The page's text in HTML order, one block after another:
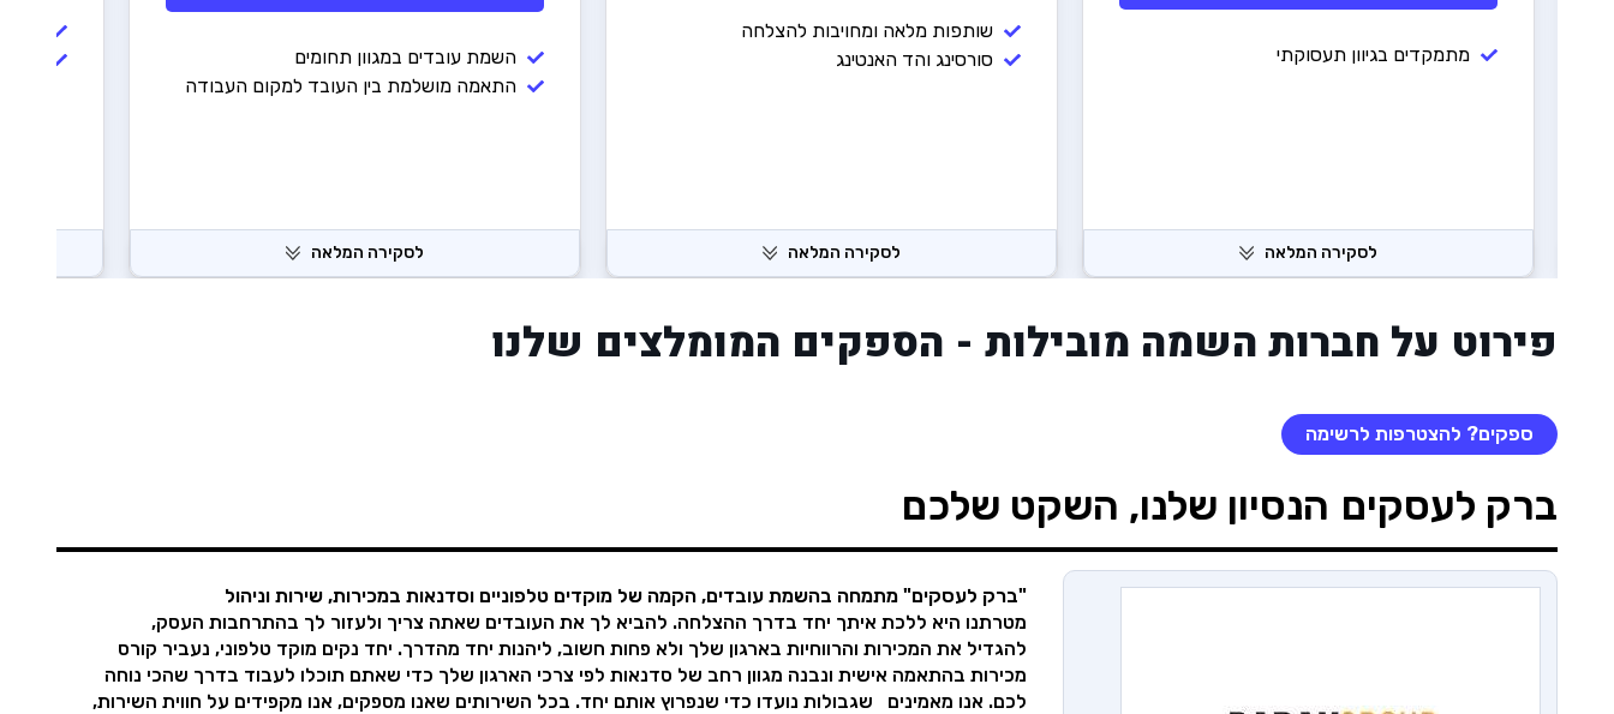
מתמקדים בגיוון תעסוקתי
לסקירה המלאה
שותפות מלאה ומחויבות להצלחה
סורסינג והד האנטינג
לסקירה המלאה
השמת עובדים במגוון תחומים
התאמה מושלמת בין העובד למקום העבודה
לסקירה המלאה
פירוט על חברות השמה מובילות - הספקים המומלצים שלנו
ספקים? להצטרפות לרשימה
ברק לעסקים הנסיון שלנו, השקט שלכם
"ברק לעסקים" מתמחה בהשמת עובדים, הקמה של מוקדים טלפוניים וסדנאות במכירות, שירות וניהול
מטרתנו היא ללכת איתך יחד בדרך ההצלחה. להביא לך את העובדים שאתה צריך ולעזור לך בהתרחבות העסק,
להגדיל את המכירות והרווחיות בארגון שלך ולא פחות חשוב, ליהנות יחד מהדרך. יחד נקים מוקד טלפוני, נעביר קורס
מכירות בהתאמה אישית ונבנה מגוון רחב של סדנאות לפי צרכי הארגון שלך כדי שאתם תוכלו לעבוד בדרך שהכי נוחה
לכם. אנו מאמינים שגבולות נועדו כדי שנפרוץ אותם יחד. בכל השירותים שאנו מספקים, אנו מקפידים על חווית השירות,